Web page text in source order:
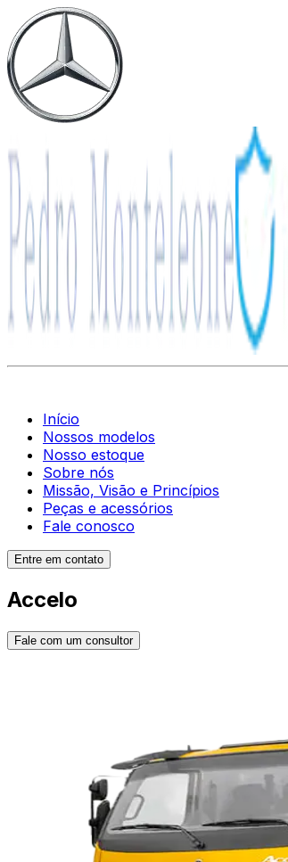
Início
Nossos modelos
Nosso estoque
Sobre nós
Missão, Visão e Princípios
Peças e acessórios
Fale conosco
Entre em contato
Accelo
Fale com um consultor